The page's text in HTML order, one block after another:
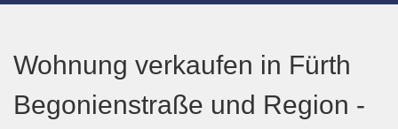
Wohnung verkaufen in Fürth
Begonienstraße und Region -